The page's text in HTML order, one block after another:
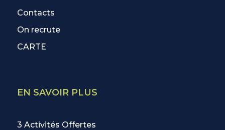
Contacts
On recrute
CARTE
EN SAVOIR PLUS
3 Activités Offertes